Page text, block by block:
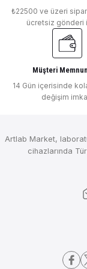
₺ 47.418
DLab 4 Bölmeli
DLab Isıtıcılı
DLab Isıtıcılı
₺22500 ve üzeri
ücretsiz gönderi
Müşteri
14 Gün içerisinde
değişim
Artlab Market,
cihazlarında